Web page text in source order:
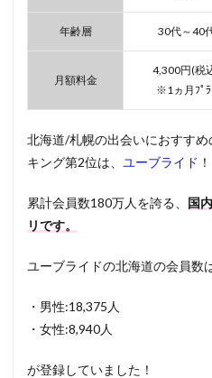
年齢層 30代～40
月額料金
4,300円(税
※1ヵ月ﾌﾟ
北海道/札幌の出会いにおすす
キング第2位は、 ユーブライド ！
累計会員数180万人を誇る、 国
リです。
ユーブライドの北海道の会員数は
・男性:18,375人
・女性:8,940人
が登録していました！